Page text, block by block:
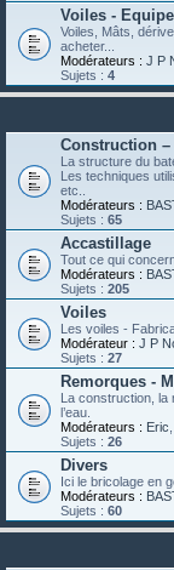
Voiles -
Voiles, Mâts,
acheter...
Modérateurs : J P
Sujets : 4
Construction –
La structure du
Les techniques
etc..
Modérateurs :
Sujets : 65
Accastillage
Tout ce qui
Modérateurs :
Sujets : 205
Voiles
Les voiles -
Modérateur : J P
Sujets : 27
Remorques -
La construction, la
l’eau.
Modérateurs : Eric
Sujets : 26
Divers
Ici le bricolage en
Modérateurs :
Sujets : 60